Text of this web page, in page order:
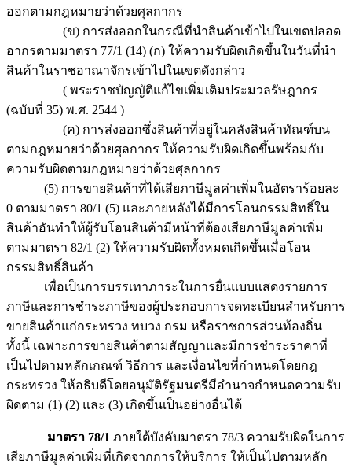
ออกตามกฎหมายว่าด้วยศุลกากร
(ข) การส่งออกในกรณีที่นำสินค้าเข้าไปในเขตปลอด
อากรตามมาตรา 77/1 (14) (ก) ให้ความรับผิดเกิดขึ้นในวันที่นำ
สินค้าในราชอาณาจักรเข้าไปในเขตดังกล่าว
( พระราชบัญญัติแก้ไขเพิ่มเติมประมวลรัษฎากร
(ฉบับที่ 35) พ.ศ. 2544 )
(ค) การส่งออกซึ่งสินค้าที่อยู่ในคลังสินค้าทัณฑ์บน
ตามกฎหมายว่าด้วยศุลกากร ให้ความรับผิดเกิดขึ้นพร้อมกับ
ความรับผิดตามกฎหมายว่าด้วยศุลกากร
(5) การขายสินค้าที่ได้เสียภาษีมูลค่าเพิ่มในอัตราร้อยละ
0 ตามมาตรา 80/1 (5) และภายหลังได้มีการโอนกรรมสิทธิ์ใน
สินค้าอันทำให้ผู้รับโอนสินค้ามีหน้าที่ต้องเสียภาษีมูลค่าเพิ่ม
ตามมาตรา 82/1 (2) ให้ความรับผิดทั้งหมดเกิดขึ้นเมื่อโอน
กรรมสิทธิ์สินค้า
เพื่อเป็นการบรรเทาภาระในการยื่นแบบแสดงรายการ
ภาษีและการชำระภาษีของผู้ประกอบการจดทะเบียนสำหรับการ
ขายสินค้าแก่กระทรวง ทบวง กรม หรือราชการส่วนท้องถิ่น
ทั้งนี้ เฉพาะการขายสินค้าตามสัญญาและมีการชำระราคาที่
เป็นไปตามหลักเกณฑ์ วิธีการ และเงื่อนไขที่กำหนดโดยกฎ
กระทรวง ให้อธิบดีโดยอนุมัติรัฐมนตรีมีอำนาจกำหนดความรับ
ผิดตาม (1) (2) และ (3) เกิดขึ้นเป็นอย่างอื่นได้
มาตรา 78/1 ภายใต้บังคับมาตรา 78/3 ความรับผิดในการ
เสียภาษีมูลค่าเพิ่มที่เกิดจากการให้บริการ ให้เป็นไปตามหลัก